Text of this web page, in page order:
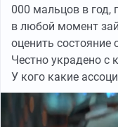
000 мальцов в год,
в любой момент
оценить состояние
Честно украдено с
У кого какие